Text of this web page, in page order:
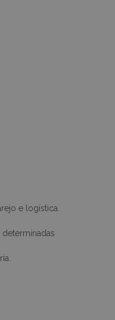
e logística.